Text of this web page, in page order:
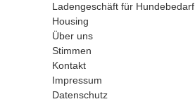
Ladengeschäft für Hundebedarf
Housing
Über uns
Stimmen
Kontakt
Impressum
Datenschutz